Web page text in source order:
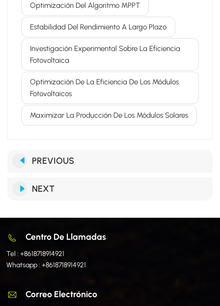
Optimización Del Algoritmo MPPT
Estabilidad Del Rendimiento A Largo Plazo
Investigación Experimental Sobre La Eficiencia
Fotovoltaica
Optimización De La Eficiencia De Los Módulos
Fotovoltaicos
Maximizar La Producción De Los Módulos Solares
PREVIOUS
NEXT
Centro De Llamadas
Tel :+8618718914921
Whatsapp :+8618718914921
Correo Electrónico